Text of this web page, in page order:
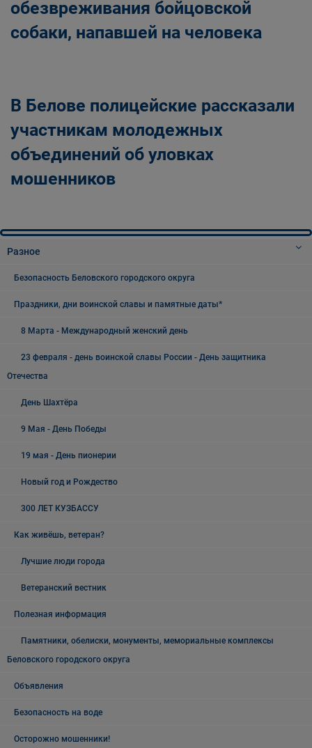
обезвреживания бойцовской
собаки, напавшей на человека
В Белове полицейские рассказали
участникам молодежных
объединений об уловках
мошенников
Разное
Безопасность Беловского городского округа
Праздники, дни воинской славы и памятные даты*
8 Марта - Международный женский день
23 февраля - день воинской славы России - День защитника
Отечества
День Шахтёра
9 Мая - День Победы
19 мая - День пионерии
Новый год и Рождество
300 ЛЕТ КУЗБАССУ
Как живёшь, ветеран?
Лучшие люди города
Ветеранский вестник
Полезная информация
Памятники, обелиски, монументы, мемориальные комплексы
Беловского городского округа
Объявления
Безопасность на воде
Осторожно мошенники!